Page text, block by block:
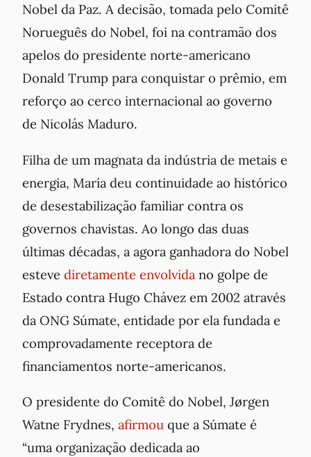
Nobel da Paz. A decisão, tomada pelo Comitê
Norueguês do Nobel, foi na contramão dos
apelos do presidente norte-americano
Donald Trump para conquistar o prêmio, em
reforço ao cerco internacional ao governo
de Nicolás Maduro.
Filha de um magnata da indústria de metais e
energia, María deu continuidade ao histórico
de desestabilização familiar contra os
governos chavistas. Ao longo das duas
últimas décadas, a agora ganhadora do Nobel
esteve diretamente envolvida no golpe de
Estado contra Hugo Chávez em 2002 através
da ONG Súmate, entidade por ela fundada e
comprovadamente receptora de
financiamentos norte-americanos.
O presidente do Comitê do Nobel, Jørgen
Watne Frydnes, afirmou que a Súmate é
“uma organização dedicada ao